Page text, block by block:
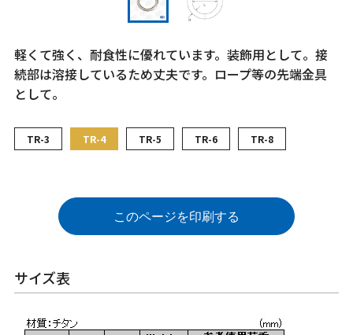
軽くて強く、耐食性に優れています。装飾用として。接
続部は溶接しているため丈夫です。ロープ等の先端金具
として。
TR-3 TR-4 TR-5 TR-6 TR-8
このページを印刷する
サイズ表